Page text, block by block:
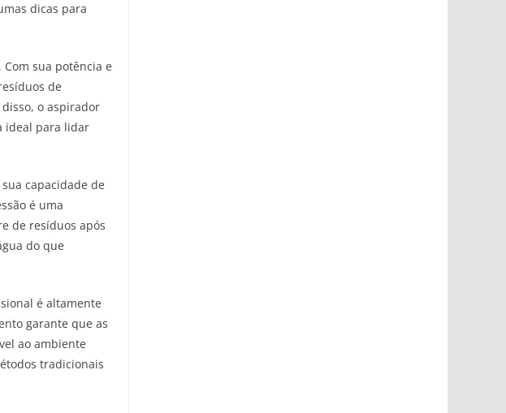
dicas para
sua potência e
de
o aspirador
ideal para lidar
capacidade de
é uma
de resíduos após
do que
é altamente
garante que as
ao ambiente
tradicionais